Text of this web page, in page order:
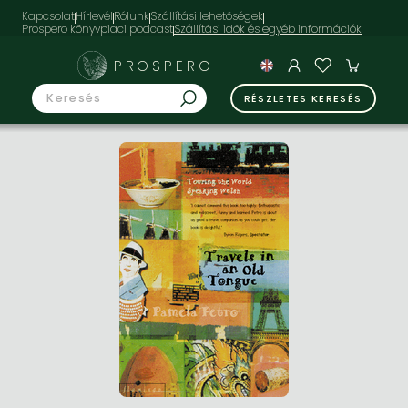
KapcsolatHírlevélRólunkSzállítási lehetőségek
Prospero könyvpiaci podcast
PROSPERO
RÉSZLETES KERESÉS